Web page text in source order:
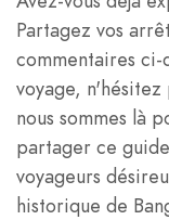
Partagez vos
commentaires ci-
voyage, n'hésitez
nous sommes là
partager ce
voyageurs
historique de